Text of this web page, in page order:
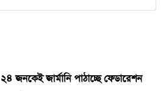
২৪ জনকেই জার্মানি পাঠাচ্ছে ফেডারেশন